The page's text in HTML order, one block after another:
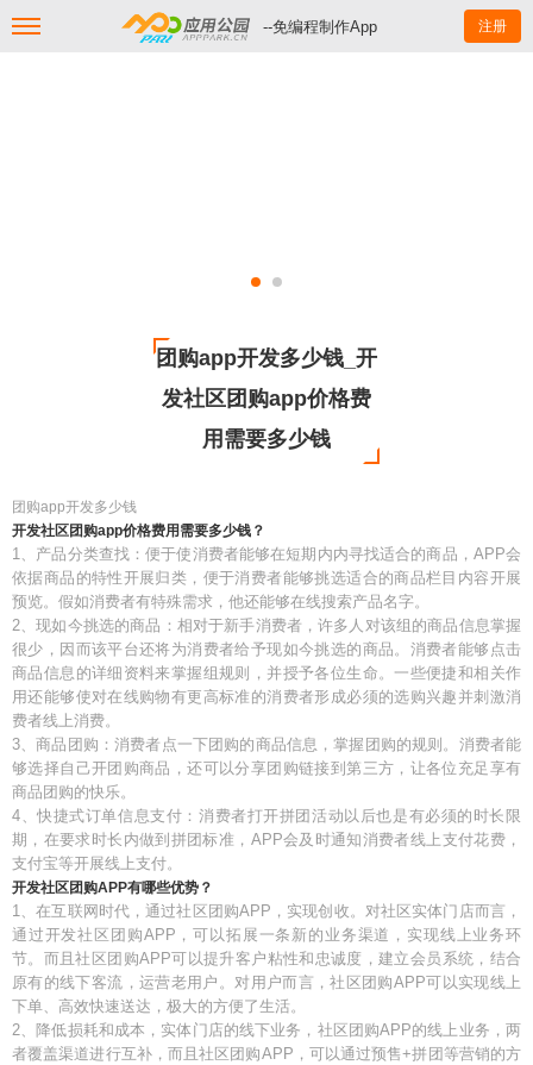
--免编程制作App 注册
团购app开发多少钱_开
发社区团购app价格费
用需要多少钱
团购app开发多少钱
开发社区团购app价格费用需要多少钱？
1、产品分类查找：便于使消费者能够在短期内内寻找适合的商品，APP会
依据商品的特性开展归类，便于消费者能够挑选适合的商品栏目内容开展
预览。假如消费者有特殊需求，他还能够在线搜索产品名字。
2、现如今挑选的商品：相对于新手消费者，许多人对该组的商品信息掌握
很少，因而该平台还将为消费者给予现如今挑选的商品。消费者能够点击
商品信息的详细资料来掌握组规则，并授予各位生命。一些便捷和相关作
用还能够使对在线购物有更高标准的消费者形成必须的选购兴趣并刺激消
费者线上消费。
3、商品团购：消费者点一下团购的商品信息，掌握团购的规则。消费者能
够选择自己开团购商品，还可以分享团购链接到第三方，让各位充足享有
商品团购的快乐。
4、快捷式订单信息支付：消费者打开拼团活动以后也是有必须的时长限
期，在要求时长内做到拼团标准，APP会及时通知消费者线上支付花费，
支付宝等开展线上支付。
开发社区团购APP有哪些优势？
1、在互联网时代，通过社区团购APP，实现创收。对社区实体门店而言，
通过开发社区团购APP，可以拓展一条新的业务渠道，实现线上业务环
节。而且社区团购APP可以提升客户粘性和忠诚度，建立会员系统，结合
原有的线下客流，运营老用户。对用户而言，社区团购APP可以实现线上
下单、高效快速送达，极大的方便了生活。
2、降低损耗和成本，实体门店的线下业务，社区团购APP的线上业务，两
者覆盖渠道进行互补，而且社区团购APP，可以通过预售+拼团等营销的方